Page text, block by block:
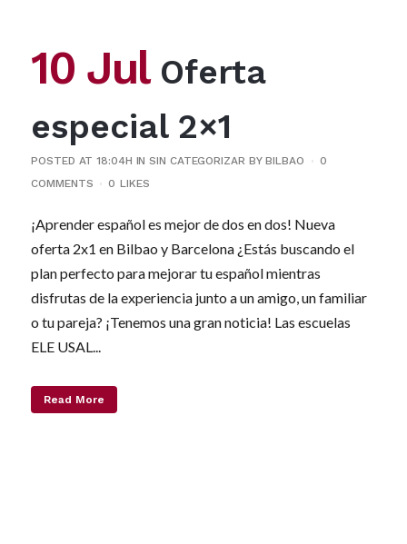
10 Jul Oferta
especial 2×1
POSTED AT 18:04H INSIN CATEGORIZAR BYBILBAO
0
COMMENTS
0 LIKES
¡Aprender español es mejor de dos en dos! Nueva
oferta 2x1 en Bilbao y Barcelona ¿Estás buscando el
plan perfecto para mejorar tu español mientras
disfrutas de la experiencia junto a un amigo, un familiar
o tu pareja? ¡Tenemos una gran noticia! Las escuelas
ELE USAL...
Read More